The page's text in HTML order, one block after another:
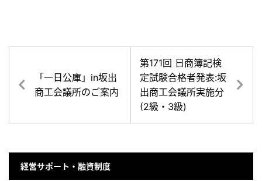
「一日公庫」in坂出
商工会議所のご案内
第171回 日商簿記検
定試験合格者発表:坂
出商工会議所実施分
(2級・3級)
経営サポート・融資制度